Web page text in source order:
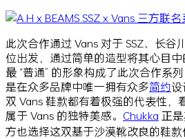
此次合作通过 Vans 对于 SSZ、长谷
位出发，通过简单的造型将其心目
最 “普通” 的形象构成了此次合作系
是在众多品牌中唯一拥有众多简约设
双 Vans 鞋款都有着极强的代表性，
属于 Vans 的独特美感。 Chukka 正
方也选择这双基于沙漠靴改良的鞋款